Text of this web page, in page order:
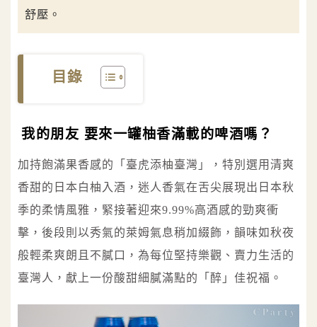
舒壓。
目錄
我的朋友 要來一罐柚香滿載的啤酒嗎？
加持飽滿果香感的「臺虎添柚臺灣」，特別選用清爽
香甜的日本白柚入酒，迷人香氣在舌尖展現出日本秋
季的柔情風雅，緊接著迎來9.99%高酒感的勁爽衝
擊，後段則以秀氣的萊姆氣息稍加綴飾，韻味如秋夜
般輕柔爽朗且不膩口，為每位堅持樂觀、賣力生活的
臺灣人，獻上一份酸甜細膩滿點的「醉」佳祝福。